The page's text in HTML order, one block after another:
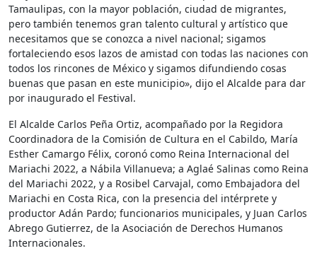
Tamaulipas, con la mayor población, ciudad de migrantes,
pero también tenemos gran talento cultural y artístico que
necesitamos que se conozca a nivel nacional; sigamos
fortaleciendo esos lazos de amistad con todas las naciones con
todos los rincones de México y sigamos difundiendo cosas
buenas que pasan en este municipio», dijo el Alcalde para dar
por inaugurado el Festival.
El Alcalde Carlos Peña Ortiz, acompañado por la Regidora
Coordinadora de la Comisión de Cultura en el Cabildo, María
Esther Camargo Félix, coronó como Reina Internacional del
Mariachi 2022, a Nábila Villanueva; a Aglaé Salinas como Reina
del Mariachi 2022, y a Rosibel Carvajal, como Embajadora del
Mariachi en Costa Rica, con la presencia del intérprete y
productor Adán Pardo; funcionarios municipales, y Juan Carlos
Abrego Gutierrez, de la Asociación de Derechos Humanos
Internacionales.